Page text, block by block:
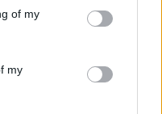
You may click to
its third-party tags to
in below Google
of my
my
a Folgaria e